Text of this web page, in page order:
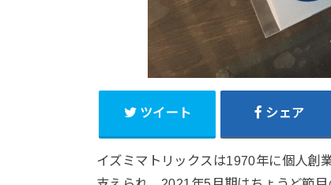
ツイート シェア
イズミマトリックスは1970年に個人創